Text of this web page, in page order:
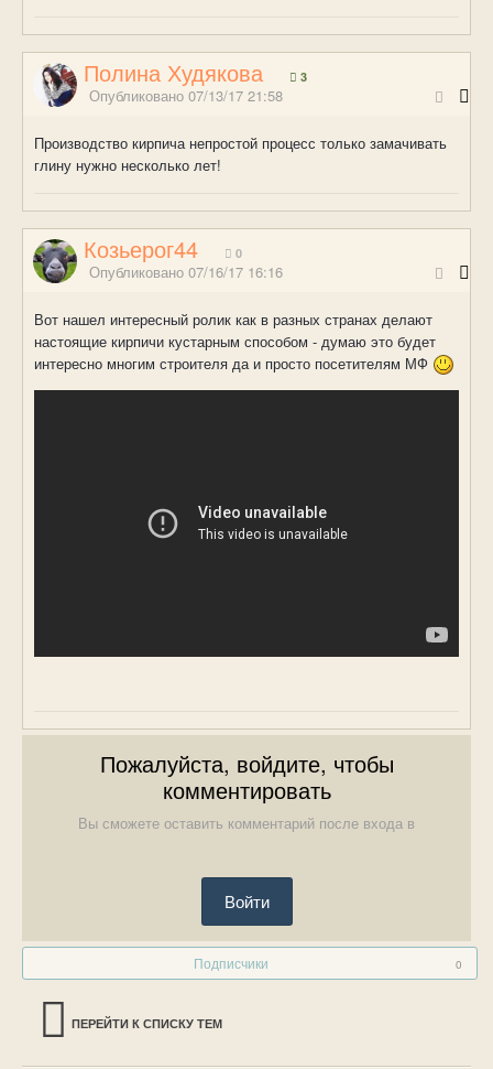
Полина Худякова 3
Опубликовано 07/13/17 21:58
Производство кирпича непростой процесс только замачивать
глину нужно несколько лет!
Козьерог44 0
Опубликовано 07/16/17 16:16
Вот нашел интересный ролик как в разных странах делают
настоящие кирпичи кустарным способом - думаю это будет
интересно многим строителя да и просто посетителям МФ
Пожалуйста, войдите, чтобы
комментировать
Вы сможете оставить комментарий после входа в
Войти
Подписчики 0
ПЕРЕЙТИ К СПИСКУ ТЕМ